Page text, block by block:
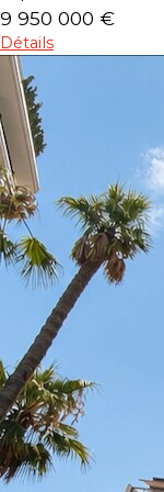
9 950 000 €
Détails